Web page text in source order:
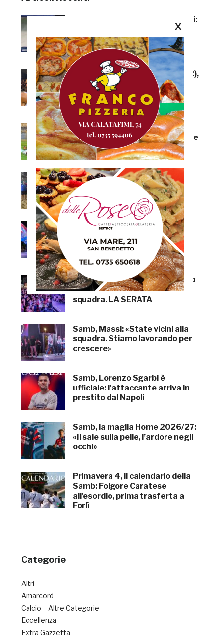
Samb-Lanciano 4-0, Pierantoni:
Boscaglia è un maestro di
tattica»
Samb-Lanciano 4-0: Faggioli (2),
Candellori e Perrotta in gol
nell’ultima amichevole.
CRONACA
Samb-Lanciano 4-0: in gol
Faggioli (doppietta), Candellori e
Perrotta. LA CRONACA
La Samb Beach Soccer batte
Milano 9-3 e va in Semifinale
Scudetto!
Samb, Boscaglia: «Senza voi
tifosi non saremmo nulla.
Promettiamo lavoro e maglia
Samb, l’entusiasmo della piazza
per la presentazione della
squadra. LA SERATA
Samb, Massi: «State vicini alla
squadra. Stiamo lavorando per
crescere»
Samb, Lorenzo Sgarbi è
ufficiale: l’attaccante arriva in
prestito dal Napoli
Samb, la maglia Home 2026/27:
«Il sale sulla pelle, l’ardore negli
occhi»
Primavera 4, il calendario della
Samb: Folgore Caratese
all’esordio, prima trasferta a
Forlì
Categorie
Altri
Amarcord
Calcio – Altre Categorie
Eccellenza
Extra Gazzetta
X